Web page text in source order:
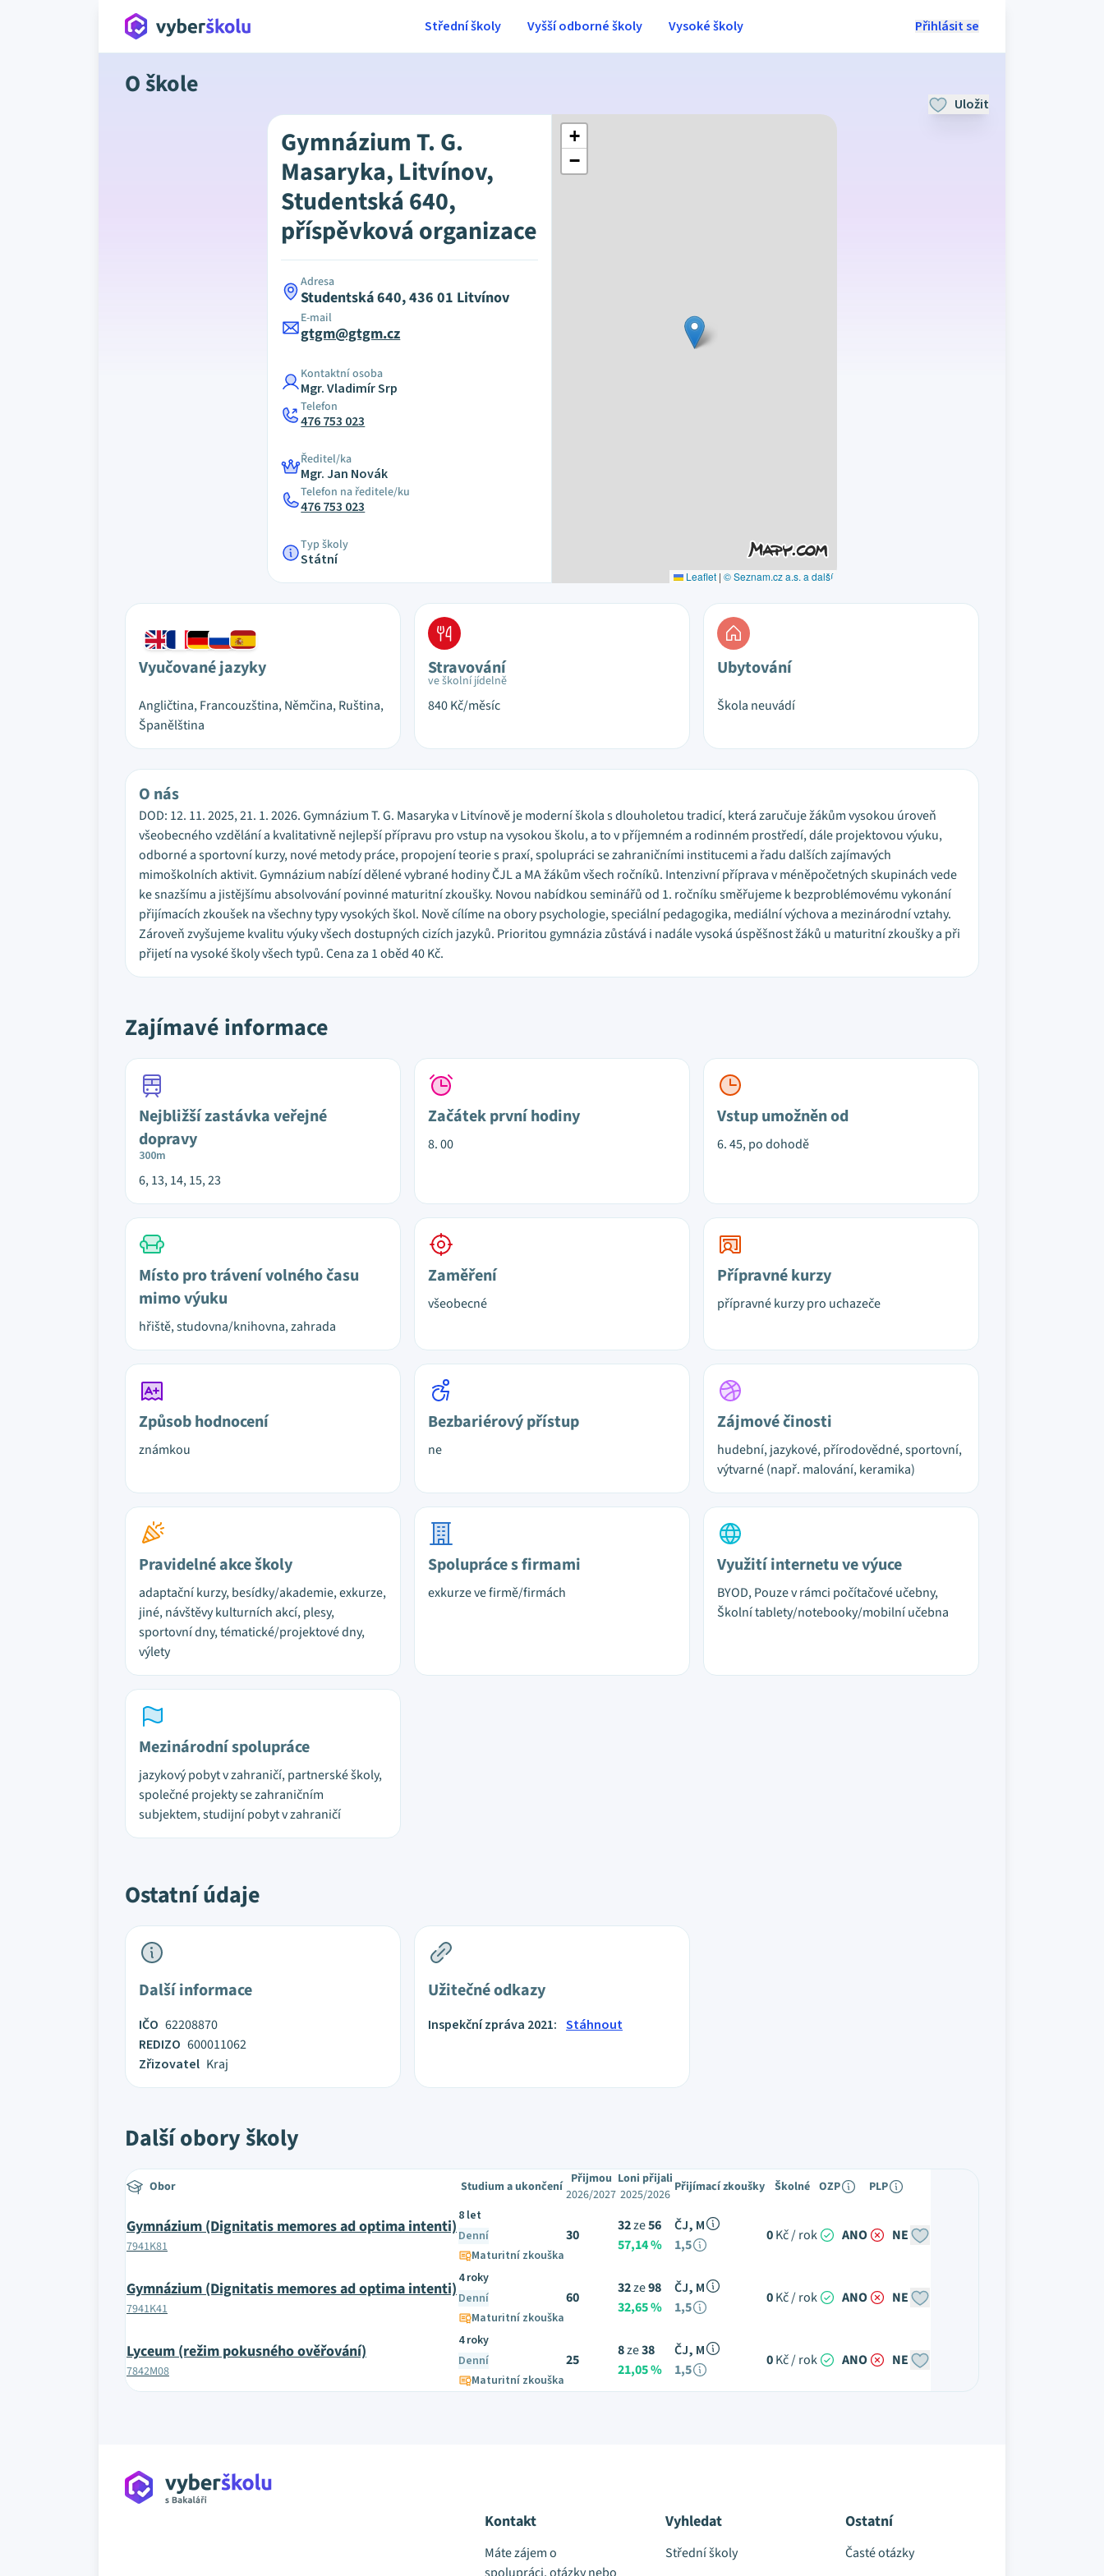
Přihlásit se
Střední školy Vyšší odborné školy Vysoké školy
O škole
Uložit
Gymnázium T. G.
Masaryka, Litvínov,
Studentská 640,
příspěvková organizace
Adresa
Studentská 640, 436 01 Litvínov
E-mail
gtgm@gtgm.cz
Kontaktní osoba
Mgr. Vladimír Srp
Telefon
476 753 023
Ředitel/ka
Mgr. Jan Novák
Telefon na ředitele/ku
476 753 023
Typ školy
Státní
+
−
Leaflet | © Seznam.cz a.s. a další
Vyučované jazyky
Angličtina, Francouzština, Němčina, Ruština,
Španělština
Stravování
ve školní jídelně
840Kč/měsíc
Ubytování
Škola neuvádí
O nás
DOD: 12. 11. 2025, 21. 1. 2026. Gymnázium T. G. Masaryka v Litvínově je moderní škola s dlouholetou tradicí, která zaručuje žákům vysokou úroveň
všeobecného vzdělání a kvalitativně nejlepší přípravu pro vstup na vysokou školu, a to v příjemném a rodinném prostředí, dále projektovou výuku,
odborné a sportovní kurzy, nové metody práce, propojení teorie s praxí, spolupráci se zahraničními institucemi a řadu dalších zajímavých
mimoškolních aktivit. Gymnázium nabízí dělené vybrané hodiny ČJL a MA žákům všech ročníků. Intenzivní příprava v méněpočetných skupinách vede
ke snazšímu a jistějšímu absolvování povinné maturitní zkoušky. Novou nabídkou seminářů od 1. ročníku směřujeme k bezproblémovému vykonání
přijímacích zkoušek na všechny typy vysokých škol. Nově cílíme na obory psychologie, speciální pedagogika, mediální výchova a mezinárodní vztahy.
Zároveň zvyšujeme kvalitu výuky všech dostupných cizích jazyků. Prioritou gymnázia zůstává i nadále vysoká úspěšnost žáků u maturitní zkoušky a při
přijetí na vysoké školy všech typů. Cena za 1 oběd 40 Kč.
Zajímavé informace
Nejbližší zastávka veřejné
dopravy
300m
6, 13, 14, 15, 23
Začátek první hodiny
8. 00
Vstup umožněn od
6. 45, po dohodě
Místo pro trávení volného času
mimo výuku
hřiště, studovna/knihovna, zahrada
Zaměření
všeobecné
Přípravné kurzy
přípravné kurzy pro uchazeče
Způsob hodnocení
známkou
Bezbariérový přístup
ne
Zájmové činosti
hudební, jazykové, přírodovědné, sportovní,
výtvarné (např. malování, keramika)
Pravidelné akce školy
adaptační kurzy, besídky/akademie, exkurze,
jiné, návštěvy kulturních akcí, plesy,
sportovní dny, tématické/projektové dny,
výlety
Spolupráce s firmami
exkurze ve firmě/firmách
Využití internetu ve výuce
BYOD, Pouze v rámci počítačové učebny,
Školní tablety/notebooky/mobilní učebna
Mezinárodní spolupráce
jazykový pobyt v zahraničí, partnerské školy,
společné projekty se zahraničním
subjektem, studijní pobyt v zahraničí
Ostatní údaje
Další informace
IČO 62208870
REDIZO 600011062
Zřizovatel Kraj
Užitečné odkazy
Inspekční zpráva 2021: Stáhnout
Další obory školy
Obor Studium a ukončení Přijmou
2026/2027
Loni přijali
2025/2026 Přijímací zkoušky Školné OZP PLP
Gymnázium (Dignitatis memores ad optima intenti)
7941K81
8 let
Denní
Maturitní zkouška
30
32ze56
57,14 %
ČJ, M
1,5
0Kč / rok ANO NE
Gymnázium (Dignitatis memores ad optima intenti)
7941K41
4 roky
Denní
Maturitní zkouška
60
32ze98
32,65 %
ČJ, M
1,5
0Kč / rok ANO NE
Lyceum (režim pokusného ověřování)
7842M08
4 roky
Denní
Maturitní zkouška
25
8ze38
21,05 %
ČJ, M
1,5
0Kč / rok ANO NE
Kontakt
Máte zájem o
Vyhledat
Střední školy
Ostatní
Časté otázky